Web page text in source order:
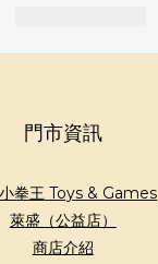
門市資訊
拳王 Toys & Games
萊盛（公益店）
商店介紹